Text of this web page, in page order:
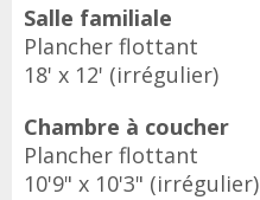
Salle familiale
Plancher flottant
18' x 12' (irrégulier)
Chambre à coucher
Plancher flottant
10'9" x 10'3" (irrégulier)